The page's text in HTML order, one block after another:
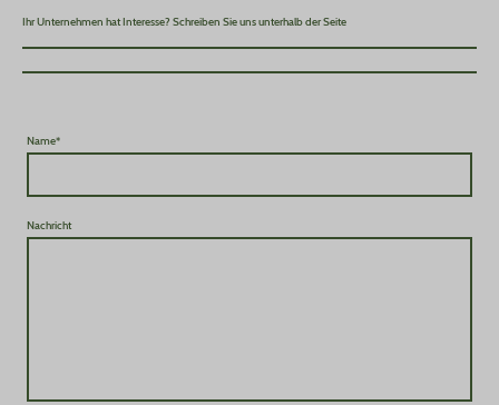
Ihr Unternehmen hat Interesse? Schreiben Sie uns unterhalb der Seite
Name*
Nachricht